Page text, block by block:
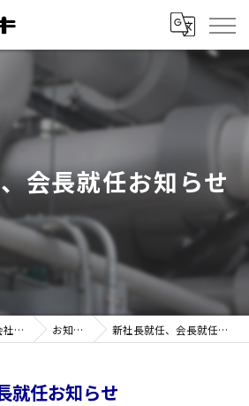
会長就任お知らせ
九州の空調なら株式会社オカザキ お知らせ 新社長就任、会長就任お知らせ
就任お知らせ